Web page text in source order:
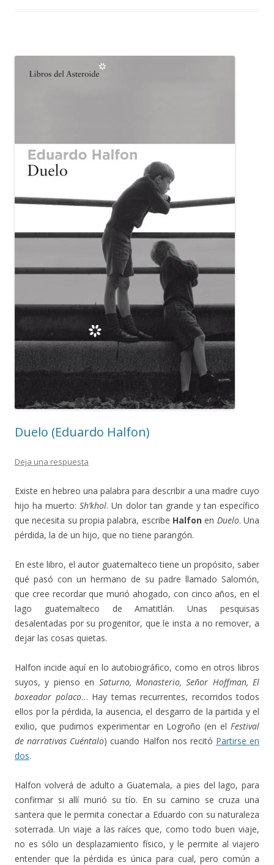
Duelo (Eduardo Halfon)
Deja una respuesta
Existe en hebreo una palabra para describir a una madre cuyo
hijo ha muerto:Sh’khol. Un dolor tan grande y tan específico
que necesita su propia palabra, escribe Halfon en Duelo. Una
pérdida, la de un hijo, que no tiene parangón.
En este libro, el autor guatemalteco tiene un propósito, saber
qué pasó con un hermano de su padre llamado Salomón,
que cree recordar que murió ahogado, con cinco años, en el
lago guatemalteco de Amatitlán. Unas pesquisas
desalentadas por su progenitor, que le insta a no remover, a
dejar las cosas quietas.
Halfon incide aquí en lo autobiográfico, como en otros libros
suyos, y pienso en Saturno, Monasterio, Señor Hoffman, El
boxeador polaco… Hay temas recurrentes, recorridos todos
ellos por la pérdida, la ausencia, el desgarro de la partida y el
exilio, que pudimos experimentar en Logroño (en el Festival
de narrativas Cuéntalo) cuando Halfon nos recitó Partirse en
dos.
Halfon volverá de adulto a Guatemala, a pies del lago, para
confirmar si allí murió su tío. En su camino se cruza una
santera que le permita conectar a Eduardo con su naturaleza
soterrada. Un viaje a las raíces que, como todo buen viaje,
no es sólo un desplazamiento físico, y le permite al viajero
entender que la pérdida es única para cual, pero común a